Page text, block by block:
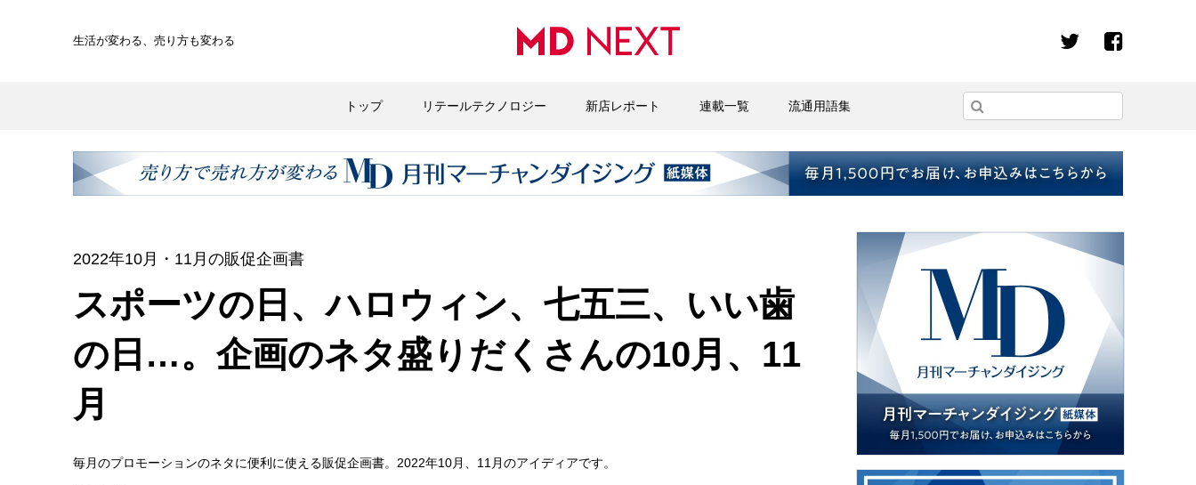
生活が変わる、 売り方も変わる
トップ リテールテクノロジー 新店レポート 連載一覧 流通用語集
2022年10月・11月の販促企画書
スポーツの日、ハロウィン、七五三、いい歯
の日…。企画のネタ盛りだくさんの10月、11
月
毎月のプロモーションのネタに便利に使える販促企画書。2022年10月、11月のアイディアです。